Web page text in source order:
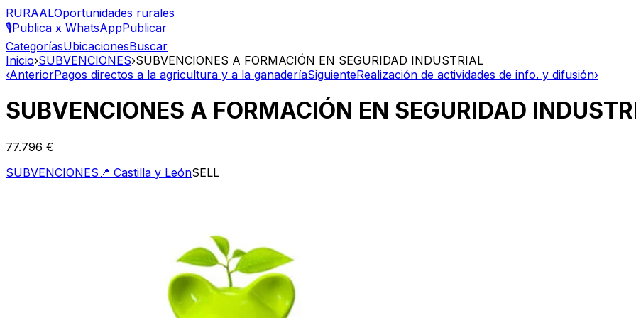
RURAALOportunidades rurales
🎙️Publica x WhatsAppPublicar
CategoríasUbicacionesBuscar
Inicio›SUBVENCIONES›SUBVENCIONES A FORMACIÓN EN SEGURIDAD INDUSTRIAL
‹AnteriorPagos directos a la agricultura y a la ganaderíaSiguienteRealización de actividades de info. y difusión›
SUBVENCIONES A FORMACIÓN EN SEGURIDAD
77.796 €
SUBVENCIONES 📍 Castilla y LeónSELL